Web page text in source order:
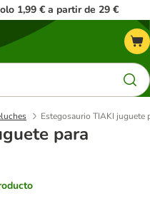
1,99 € a partir de 29 €
Estegosaurio TIAKI juguete
para